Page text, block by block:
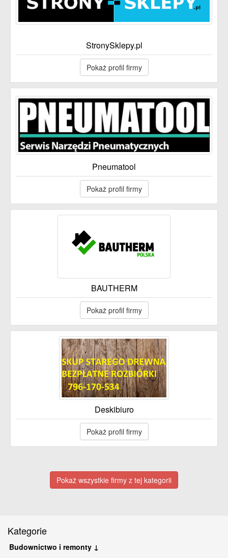
StronySklepy.pl
Pokaż profil firmy
Pneumatool
Pokaż profil firmy
BAUTHERM
Pokaż profil firmy
Deskibiuro
Pokaż profil firmy
Pokaż wszystkie firmy z tej kategorii
Kategorie
Budownictwo i remonty ↓